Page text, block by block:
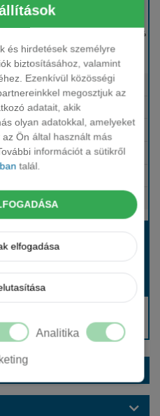
és hirdetések személyre
biztosításához, valamint
Ezenkívül közösségi
megosztjuk az
adatait, akik
olyan adatokkal, amelyeket
Ön által használt más
információt a sütikről
talál.
elfogadása
Analitika
%
Tartalmazza
Tartalmazza
Tartalmazza
Tartalmazza
Hívjon bennünket!
bérleti díj: